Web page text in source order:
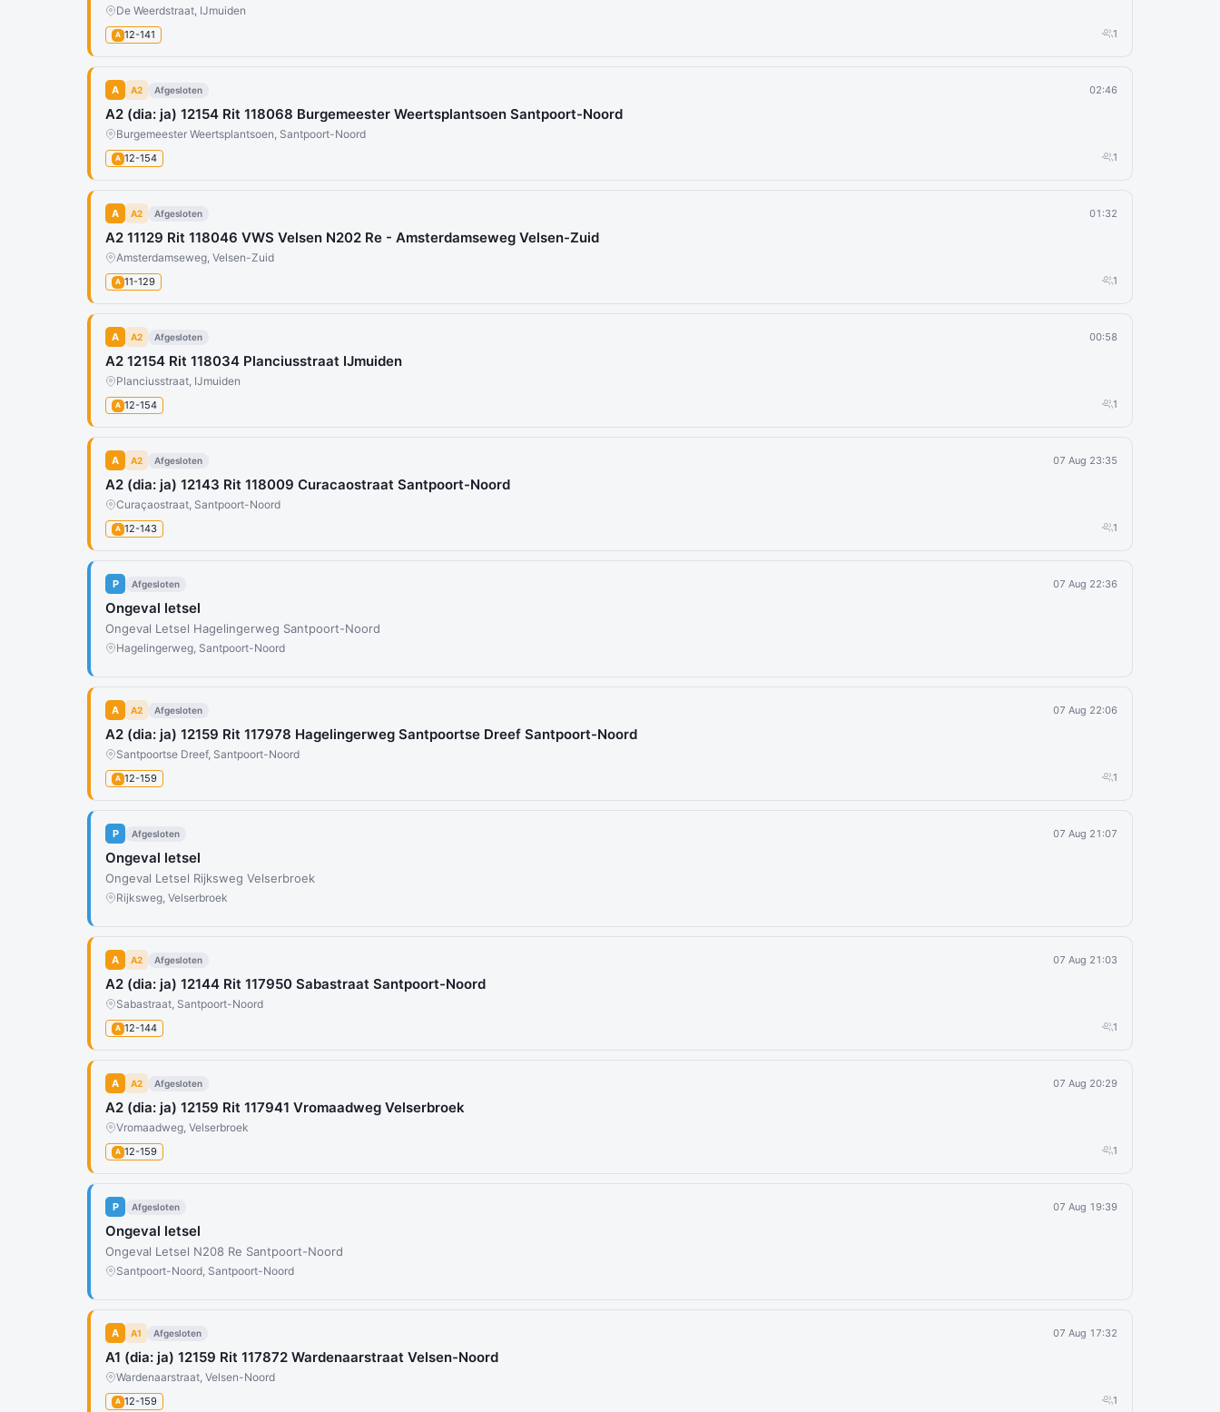
De Weerdstraat, IJmuiden
A 12-141 1
A A2 Afgesloten 02:46
A2 (dia: ja) 12154 Rit 118068 Burgemeester Weertsplantsoen Santpoort-Noord
Burgemeester Weertsplantsoen, Santpoort-Noord
A 12-154 1
A A2 Afgesloten 01:32
A2 11129 Rit 118046 VWS Velsen N202 Re - Amsterdamseweg Velsen-Zuid
Amsterdamseweg, Velsen-Zuid
A 11-129 1
A A2 Afgesloten 00:58
A2 12154 Rit 118034 Planciusstraat IJmuiden
Planciusstraat, IJmuiden
A 12-154 1
A A2 Afgesloten 07 Aug 23:35
A2 (dia: ja) 12143 Rit 118009 Curacaostraat Santpoort-Noord
Curaçaostraat, Santpoort-Noord
A 12-143 1
P Afgesloten 07 Aug 22:36
Ongeval letsel
Ongeval Letsel Hagelingerweg Santpoort-Noord
Hagelingerweg, Santpoort-Noord
A A2 Afgesloten 07 Aug 22:06
A2 (dia: ja) 12159 Rit 117978 Hagelingerweg Santpoortse Dreef Santpoort-Noord
Santpoortse Dreef, Santpoort-Noord
A 12-159 1
P Afgesloten 07 Aug 21:07
Ongeval letsel
Ongeval Letsel Rijksweg Velserbroek
Rijksweg, Velserbroek
A A2 Afgesloten 07 Aug 21:03
A2 (dia: ja) 12144 Rit 117950 Sabastraat Santpoort-Noord
Sabastraat, Santpoort-Noord
A 12-144 1
A A2 Afgesloten 07 Aug 20:29
A2 (dia: ja) 12159 Rit 117941 Vromaadweg Velserbroek
Vromaadweg, Velserbroek
A 12-159 1
P Afgesloten 07 Aug 19:39
Ongeval letsel
Ongeval Letsel N208 Re Santpoort-Noord
Santpoort-Noord, Santpoort-Noord
A A1 Afgesloten 07 Aug 17:32
A1 (dia: ja) 12159 Rit 117872 Wardenaarstraat Velsen-Noord
Wardenaarstraat, Velsen-Noord
A 12-159 1